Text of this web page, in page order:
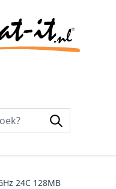
24C 128MB